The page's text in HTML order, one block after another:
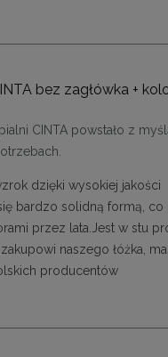
bez zagłówka +
CINTA powstało z
dzięki wysokiej jakości
bardzo solidną formą,
przez lata.Jest w stu
naszego łóżka,
producentów